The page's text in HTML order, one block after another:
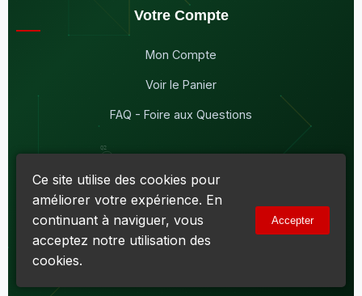
Votre Compte
Mon Compte
Voir le Panier
FAQ - Foire aux Questions
© 2026Maddison Électronique Inc.
Politique de confidentialité & Cookies|
Conditions d'utilisation
Numéro d'entreprise du Québec (NEQ) :
R138919030RT0001 • TVQ : 10-1702-3051TQ0001
Ce site utilise des cookies pour
améliorer votre expérience. En
continuant à naviguer, vous
acceptez notre utilisation des
cookies.
Accepter